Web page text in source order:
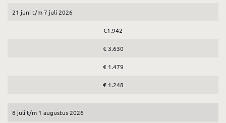
21 juni t/m 7 juli 2026
€1.942
€ 3.630
€ 1.479
€ 1.248
8 juli t/m 1 augustus 2026